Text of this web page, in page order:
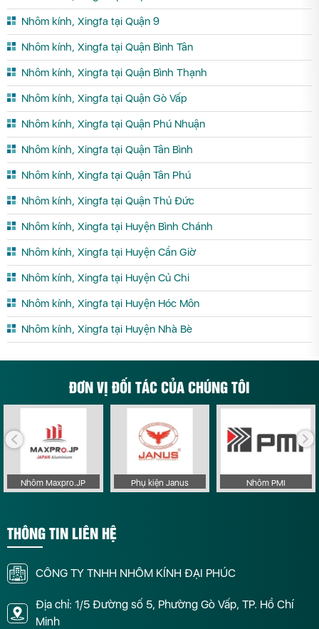
Nhôm kính, Xingfa tại Quận 9
Nhôm kính, Xingfa tại Quận Bình Tân
Nhôm kính, Xingfa tại Quận Bình Thạnh
Nhôm kính, Xingfa tại Quận Gò Vấp
Nhôm kính, Xingfa tại Quận Phú Nhuận
Nhôm kính, Xingfa tại Quận Tân Bình
Nhôm kính, Xingfa tại Quận Tân Phú
Nhôm kính, Xingfa tại Quận Thủ Đức
Nhôm kính, Xingfa tại Huyện Bình Chánh
Nhôm kính, Xingfa tại Huyện Cần Giờ
Nhôm kính, Xingfa tại Huyện Củ Chi
Nhôm kính, Xingfa tại Huyện Hóc Môn
Nhôm kính, Xingfa tại Huyện Nhà Bè
ĐƠN VỊ ĐỐI TÁC CỦA CHÚNG TÔI
Nhôm Maxpro.JP Phụ kiện Janus Nhôm PMI
THÔNG TIN LIÊN HỆ
CÔNG TY TNHH NHÔM KÍNH ĐẠI PHÚC
Địa chỉ: 1/5 Đường số 5, Phường Gò Vấp, TP. Hồ Chí
Minh